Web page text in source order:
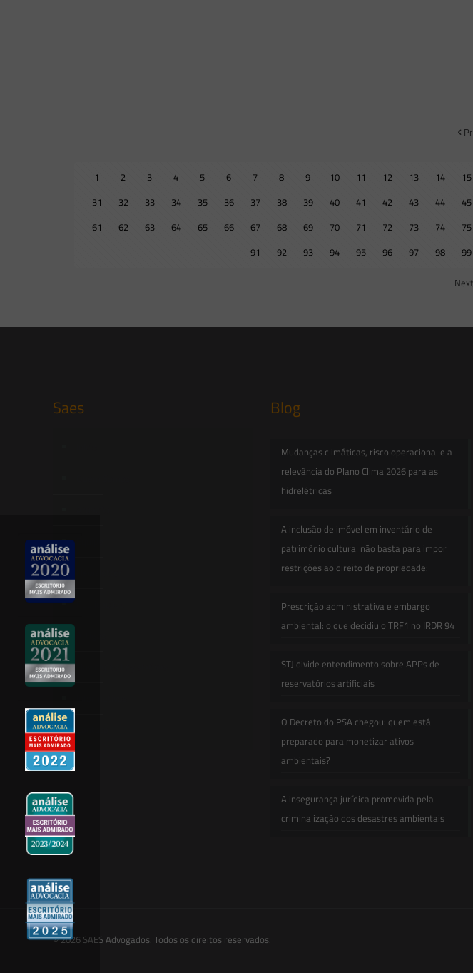
1 2 3 4 5 6 7 8 9 10 11 12 13 14 15
31
32 33 34 35 36 37 38 39 40 41 42 43 44 45
61
62 63 64 65 66 67 68 69 70 71 72 73 74 75
91
92 93 94 95 96 97 98 99
Saes Blog
Mudanças climáticas, risco operacional e a
relevância do Plano Clima 2026 para as
hidrelétricas
A inclusão de imóvel em inventário de
patrimônio cultural não basta para impor
restrições ao direito de propriedade:
Prescrição administrativa e embargo
ambiental: o que decidiu o TRF1 no IRDR 94
STJ divide entendimento sobre APPs de
reservatórios artificiais
O Decreto do PSA chegou: quem está
preparado para monetizar ativos
ambientais?
A insegurança jurídica promovida pela
criminalização dos desastres ambientais
© 2026 SAES Advogados. Todos os direitos reservados.